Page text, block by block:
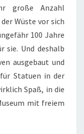
große Anzahl
Wüste vor sich
100 Jahre
sie. Und deshalb
ausgebaut und
Statuen in der
Spaß, in die
mit freiem